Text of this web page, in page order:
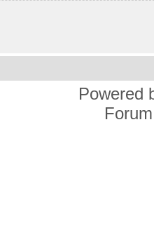
Powered